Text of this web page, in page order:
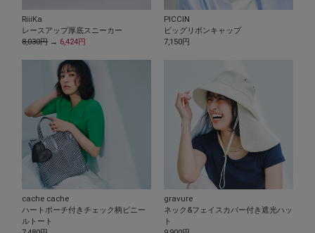
RiiiKa
レースアップ厚底スニーカー
8,030円→ 6,424円
PICCIN
ビッグリボンキャップ
7,150円
cache cache
ハートポーチ付きチェック柄ビニー
ルトート
gravure
ネック&フェイスカバー付き遮光ハッ
ト